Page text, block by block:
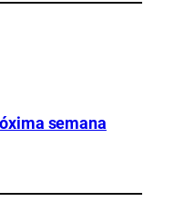
semana